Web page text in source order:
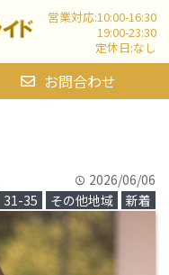
営業対応:10:00-16:30
19:00-23:30
定休日:なし
お問合わせ
time 2026/06/06
31-35 その他地域 新着